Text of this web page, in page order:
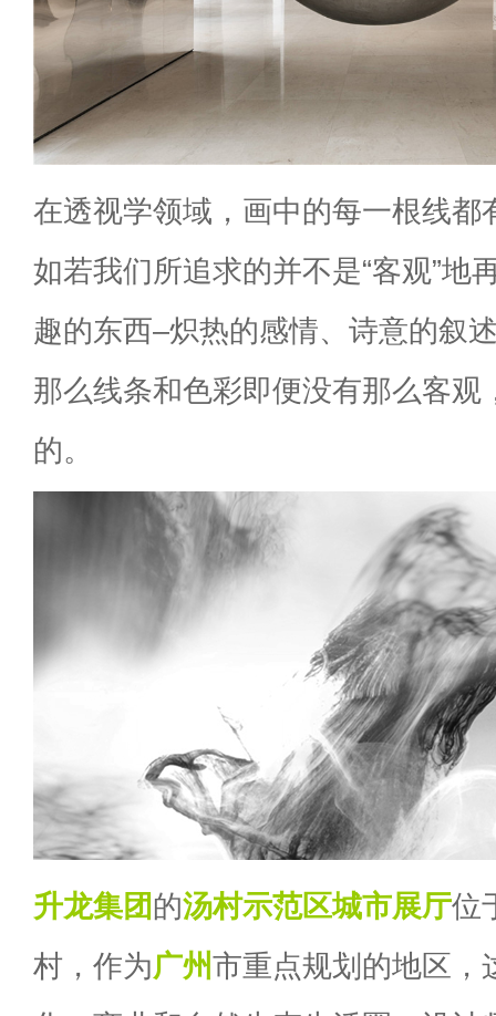
在透视学领域，画中的每一根线都
如若我们所追求的并不是“客观”地
趣的东西–炽热的感情、诗意的叙
那么线条和色彩即便没有那么客观
的。
升龙集团 的汤村示范区城市展厅位
村，作为广州市重点规划的地区，